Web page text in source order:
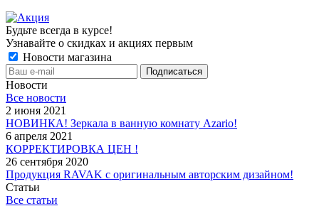
Будьте всегда в курсе!
Узнавайте о скидках и акциях первым
Новости магазина
Новости
Все новости
2 июня 2021
НОВИНКА! Зеркала в ванную комнату Azario!
6 апреля 2021
КОРРЕКТИРОВКА ЦЕН !
26 сентября 2020
Продукция RAVAK с оригинальным авторским дизайном!
Статьи
Все статьи